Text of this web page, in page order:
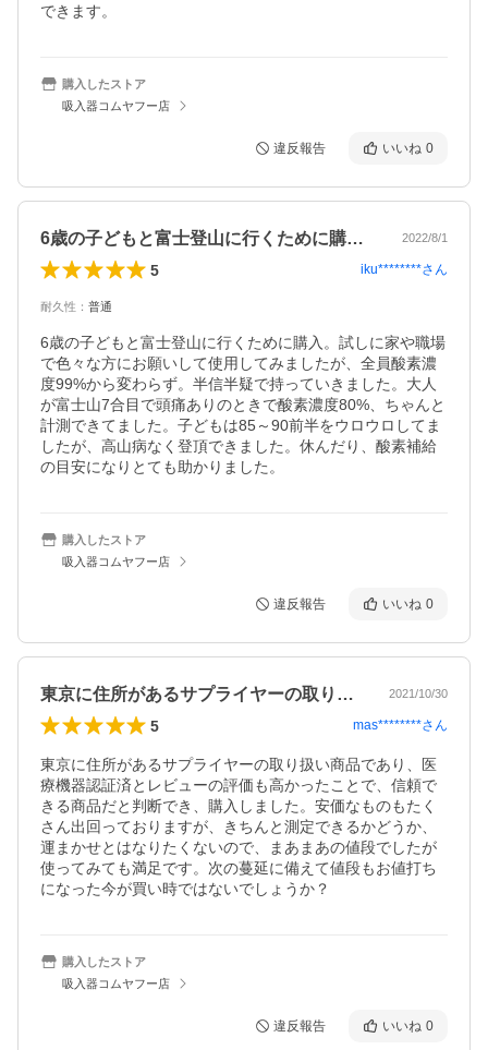
できます。
購入したストア
吸入器コムヤフー店
違反報告 いいね 0
6歳の子どもと富士登山に行くために購入… 2022/8/1
5 iku********さん
耐久性 ： 普通
6歳の子どもと富士登山に行くために購入。試しに家や職場
で色々な方にお願いして使用してみましたが、全員酸素濃
度99%から変わらず。半信半疑で持っていきました。大人
が富士山7合目で頭痛ありのときで酸素濃度80%、ちゃんと
計測できてました。子どもは85～90前半をウロウロしてま
したが、高山病なく登頂できました。休んだり、酸素補給
の目安になりとても助かりました。
購入したストア
吸入器コムヤフー店
違反報告 いいね 0
東京に住所があるサプライヤーの取り扱い… 2021/10/30
5 mas********さん
東京に住所があるサプライヤーの取り扱い商品であり、医
療機器認証済とレビューの評価も高かったことで、信頼で
きる商品だと判断でき、購入しました。安価なものもたく
さん出回っておりますが、きちんと測定できるかどうか、
運まかせとはなりたくないので、まあまあの値段でしたが
使ってみても満足です。次の蔓延に備えて値段もお値打ち
になった今が買い時ではないでしょうか？
購入したストア
吸入器コムヤフー店
違反報告 いいね 0